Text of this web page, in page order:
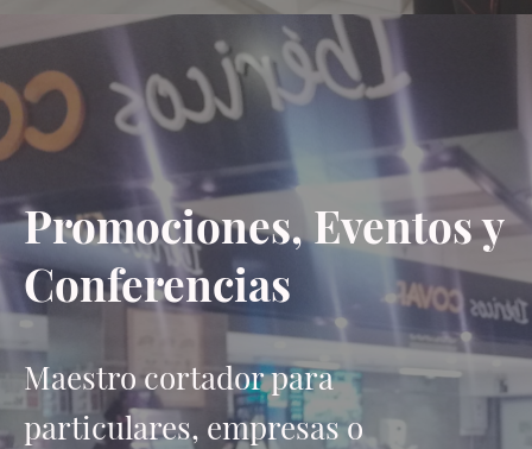
Promociones, Eventos y
Conferencias
Maestro cortador para
particulares, empresas o